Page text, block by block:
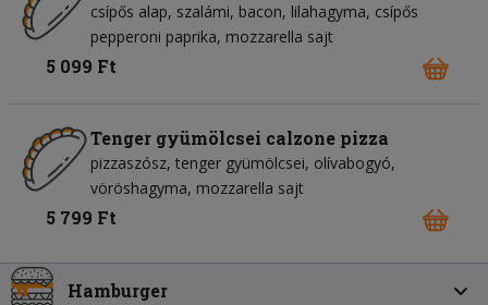
csípős alap szalámi bacon lilahagyma csípős
pepperoni paprika mozzarella sajt
5 099 Ft
Tenger gyümölcsei calzone pizza
pizzaszósz tenger gyümölcsei olívabogyó
vöröshagyma mozzarella sajt
5 799 Ft
Hamburger